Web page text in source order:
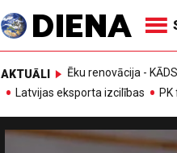
AKTUĀLI Ēku renovācija -
Latvijas eksporta izcilības